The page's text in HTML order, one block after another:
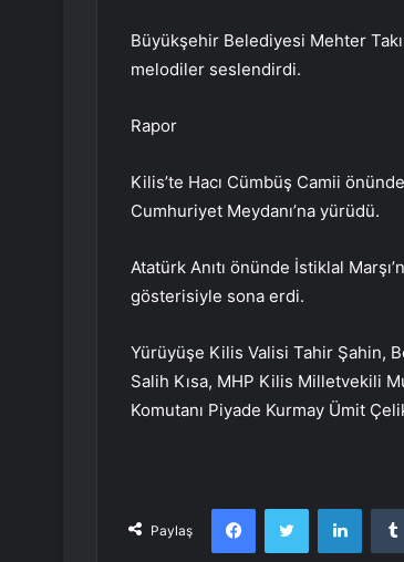
Büyükşehir Belediyesi Mehter
melodiler seslendirdi.
Rapor
Kilis’te Hacı Cümbüş Camii
Cumhuriyet Meydanı’na yürüdü.
Atatürk Anıtı önünde İstiklal
gösterisiyle sona erdi.
Yürüyüşe Kilis Valisi Tahir Şahin,
Salih Kısa, MHP Kilis Milletvekili
Komutanı Piyade Kurmay Ümit
Paylaş
FacebookTwitter